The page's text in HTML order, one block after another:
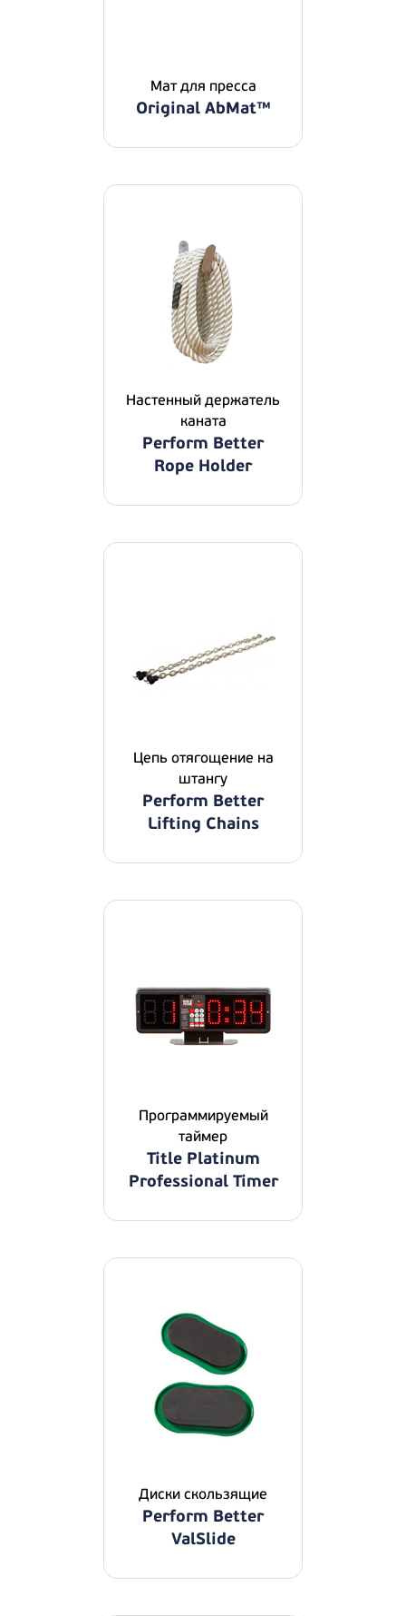
Мат для пресса
Original AbMat™
Настенный держатель
каната
Perform Better
Rope Holder
Цепь отягощение на
штангу
Perform Better
Lifting Chains
Программируемый
таймер
Title Platinum
Professional Timer
Диски скользящие
Perform Better
ValSlide